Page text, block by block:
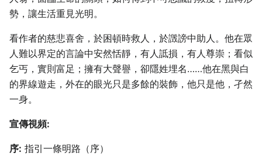
勢，讓生活重見光明。
看作者的慈悲喜舍，於困頓時救人，於譭謗中助人。他在眾
人難以界定的言論中安然恬靜，有人詆損，有人尊崇；看似
乞丐，實則富足；擁有大聲譽，卻隱姓埋名……他在黑與白
的界線遊走，外在的眼光只是多餘的裝飾，他只是他，孑然
一身。
宣傳視頻:
序: 指引一條明路（序）